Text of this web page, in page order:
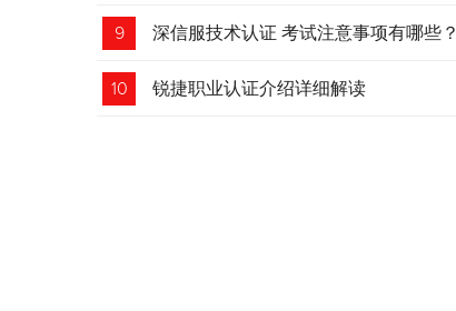
9 深信服技术认证 考试注意事项有哪些？
10 锐捷职业认证介绍详细解读